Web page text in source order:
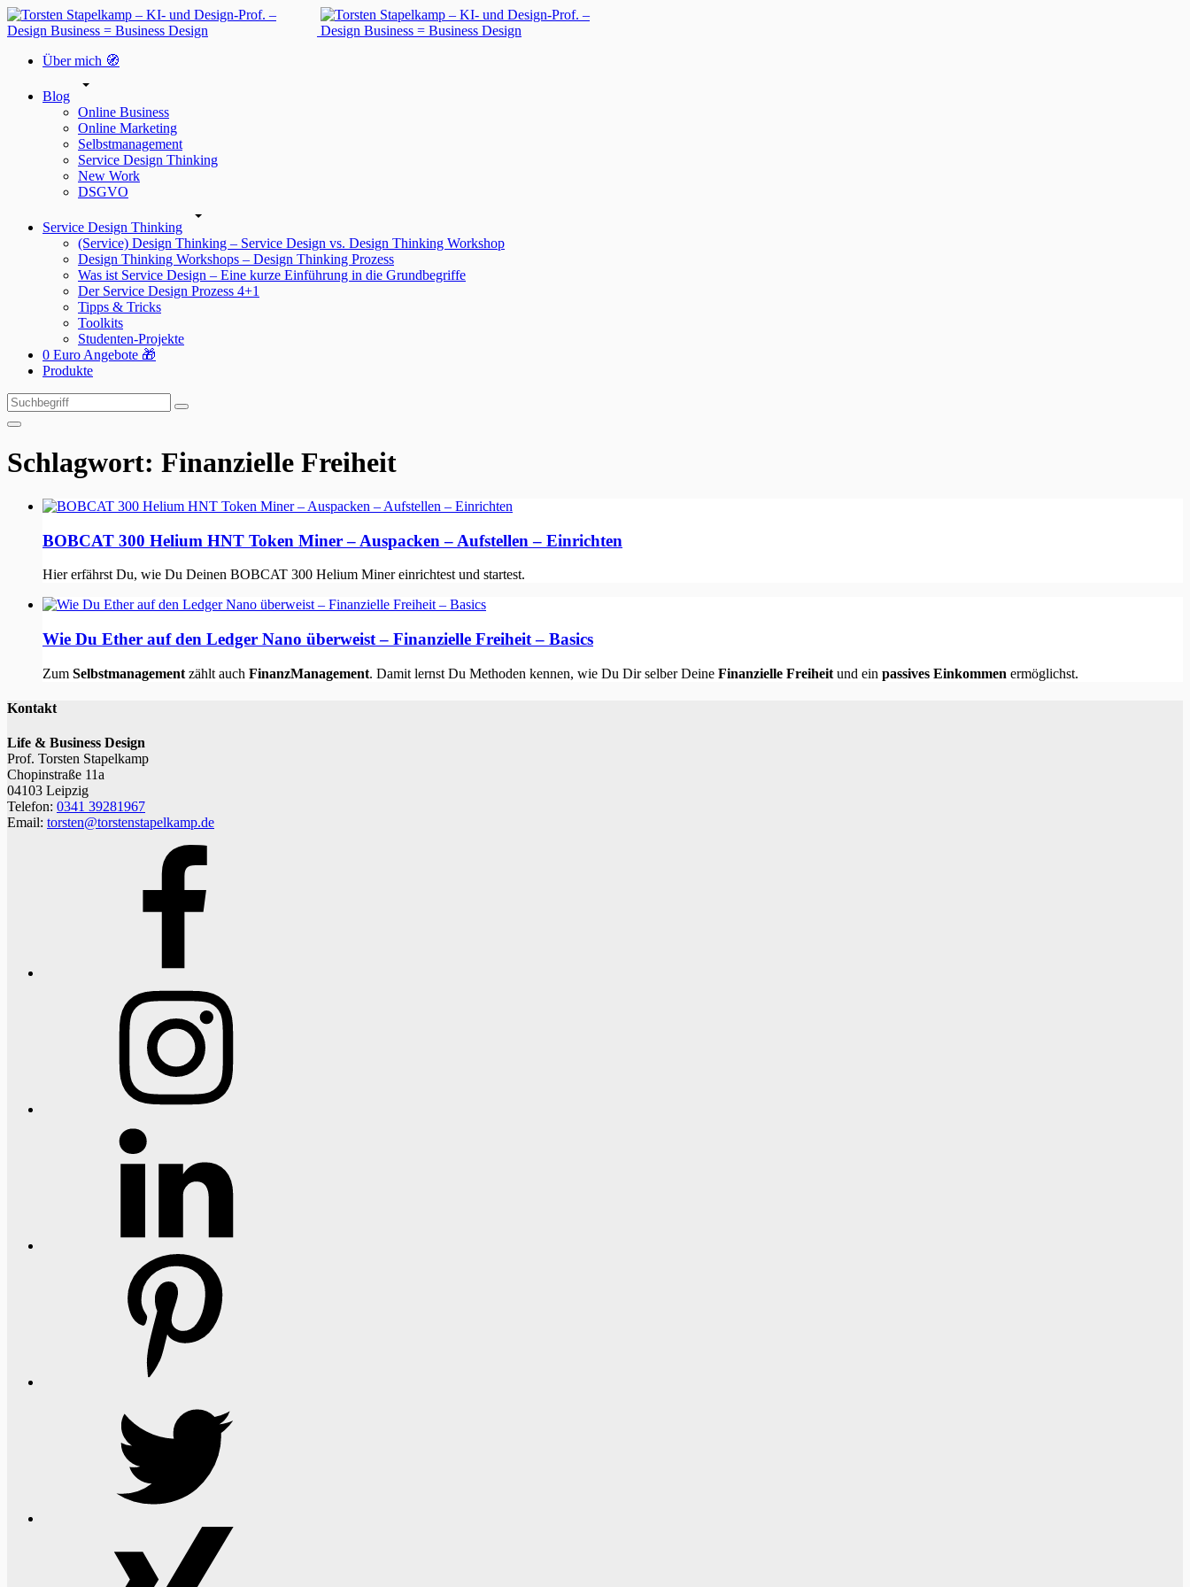
Über mich 🧭
Blog
Online Business
Online Marketing
Selbstmanagement
Service Design Thinking
New Work
DSGVO
Service Design Thinking
(Service) Design Thinking – Service Design vs. Design Thinking Workshop
Design Thinking Workshops – Design Thinking Prozess
Was ist Service Design – Eine kurze Einführung in die Grundbegriffe
Der Service Design Prozess 4+1
Tipps & Tricks
Toolkits
Studenten-Projekte
0 Euro Angebote 🎁
Produkte
Suchen
nach:
Suchen
Schlagwort: Finanzielle Freiheit
BOBCAT 300 Helium HNT Token Miner – Auspacken – Aufstellen – Einrichten
Hier erfährst Du, wie Du Deinen BOBCAT 300 Helium Miner einrichtest und startest.
Wie Du Ether auf den Ledger Nano überweist – Finanzielle Freiheit – Basics
Zum Selbstmanagement zählt auch FinanzManagement. Damit lernst Du Methoden kennen, wie Du Dir selber Deine Finanzielle Freiheit und ein passives Einkommen ermöglichst.
Kontakt
Life & Business Design
Prof. Torsten Stapelkamp
Chopinstraße 11a
04103 Leipzig
Telefon: 0341 39281967
Email: torsten@torstenstapelkamp.de